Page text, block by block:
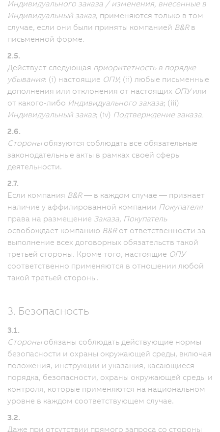
Индивидуального заказа / изменения, внесенные в
Индивидуальный заказ, применяются только в том
случае, если они были приняты компанией B&Rв
письменной форме.
2.5.
Действует следующая приоритетность в порядке
убывания: (i) настоящие ОПУ; (ii) любые письменные
дополнения или отклонения от настоящих ОПУили
от какого-либо Индивидуального заказа; (iii)
Индивидуальный заказ; (iv) Подтверждение заказа.
2.6.
Стороныобязуются соблюдать все обязательные
законодательные акты в рамках своей сферы
деятельности.
2.7.
Если компания B&R— в каждом случае — признает
наличие у аффилированной компании Покупателя
права на размещение Заказа, Покупатель
освобождает компанию B&Rот ответственности за
выполнение всех договорных обязательств такой
третьей стороны. Кроме того, настоящие ОПУ
соответственно применяются в отношении любой
такой третьей стороны.
3. Безопасность
3.1.
Стороныобязаны соблюдать действующие нормы
безопасности и охраны окружающей среды, включая
положения, инструкции и указания, касающиеся
порядка, безопасности, охраны окружающей среды и
контроля, которые применяются на национальном
уровне в каждом соответствующем случае.
3.2.
Даже при отсутствии прямого запроса со стороны